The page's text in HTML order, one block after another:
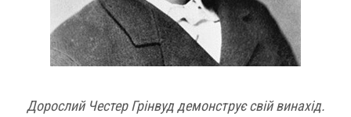
Дорослий Честер Грінвуд демонструє свій винахід.